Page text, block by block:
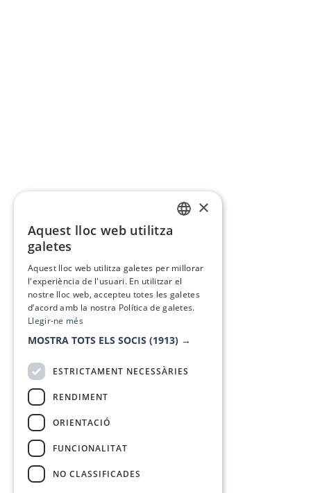
×
Aquest lloc web utilitza
galetes
Aquest lloc web utilitza galetes per millorar
l'experiència de l'usuari. En utilitzar el
nostre lloc web, accepteu totes les galetes
d’acord amb la nostra Política de galetes.
Llegir-ne més
MOSTRA TOTS ELS SOCIS (1913) →
ESTRICTAMENT NECESSÀRIES
RENDIMENT
ORIENTACIÓ
FUNCIONALITAT
NO CLASSIFICADES